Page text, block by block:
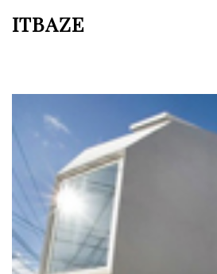
ITBAZE